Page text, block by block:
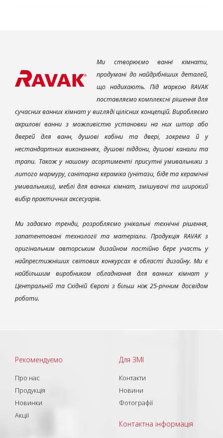
Ми створюємо ванні кімнати,
продумані до найдрібніших деталей,
що надихають. Під маркою RAVAK
поставляємо комплексні рішення для
сучасних ванних кімнат у вигляді цілісних концепцій. Виробляємо
акрилові ванни з можливістю установки на них штор або
дверей для ванн, душові кабіни та двері, зокрема й у
нестандартних виконаннях, душові піддони, душові канали та
трапи. Також у нашому асортименті присутні умивальники з
литого мармуру, санітарна кераміка (унітази, біде та керамічні
умивальники), меблі для ванних кімнат, змішувачі та широкий
вибір практичних аксесуарів.
Ми задаємо тренди, розробляємо унікальні технічні рішення,
запатентовані технології та матеріали. Продукція RAVAK з
оригінальним авторським дизайном постійно бере участь у
найпрестижніших світових конкурсах в області дизайну. Ми є
найбільшим виробником обладнання для ванних кімнат у
Центральній та Східній Європі з більш ніж 25-річним досвідом
роботи.
Рекомендуємо
Про нас
Продукція
Новинки
Акції
Для ЗМІ
Контакти
Новини
Фотографії
Контактна інформація